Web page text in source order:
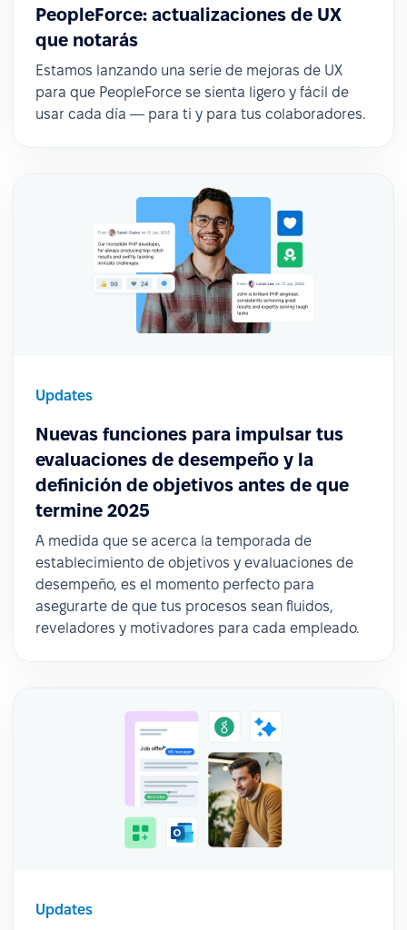
PeopleForce: actualizaciones de UX
que notarás
Estamos lanzando una serie de mejoras de UX
para que PeopleForce se sienta ligero y fácil de
usar cada día — para ti y para tus colaboradores.
Updates
Nuevas funciones para impulsar tus
evaluaciones de desempeño y la
definición de objetivos antes de que
termine 2025
A medida que se acerca la temporada de
establecimiento de objetivos y evaluaciones de
desempeño, es el momento perfecto para
asegurarte de que tus procesos sean fluidos,
reveladores y motivadores para cada empleado.
Updates